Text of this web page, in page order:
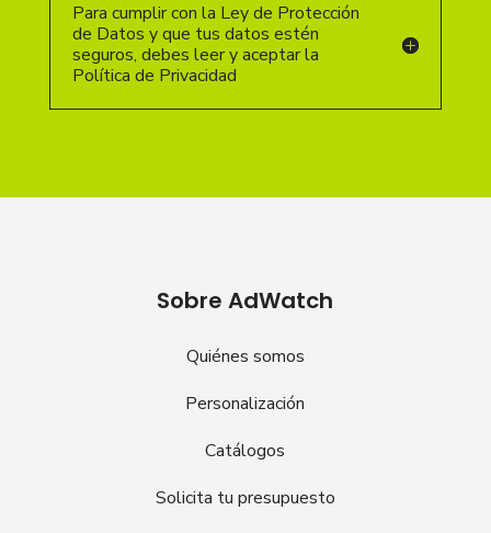
Para cumplir con la Ley de Protección
de Datos y que tus datos estén
seguros, debes leer y aceptar la
Política de Privacidad
Sobre AdWatch
Quiénes somos
Personalización
Catálogos
Solicita tu presupuesto